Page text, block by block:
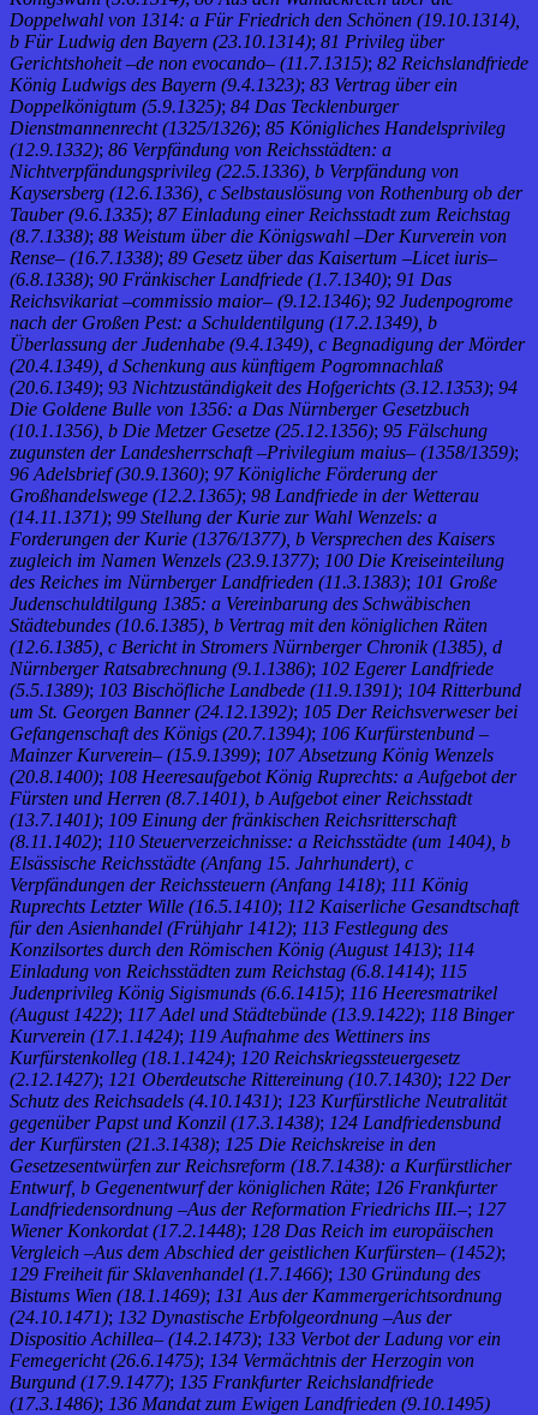
Doppelwahl von 1314: a Für Friedrich den Schönen (19.10.1314),
b Für Ludwig den Bayern (23.10.1314); 81 Privileg über
Gerichtshoheit –de non evocando– (11.7.1315); 82 Reichslandfriede
König Ludwigs des Bayern (9.4.1323); 83 Vertrag über ein
Doppelkönigtum (5.9.1325); 84 Das Tecklenburger
Dienstmannenrecht (1325/1326); 85 Königliches Handelsprivileg
(12.9.1332); 86 Verpfändung von Reichsstädten: a
Nichtverpfändungsprivileg (22.5.1336), b Verpfändung von
Kaysersberg (12.6.1336), c Selbstauslösung von Rothenburg ob der
Tauber (9.6.1335); 87 Einladung einer Reichsstadt zum Reichstag
(8.7.1338); 88 Weistum über die Königswahl –Der Kurverein von
Rense– (16.7.1338); 89 Gesetz über das Kaisertum –Licet iuris–
(6.8.1338); 90 Fränkischer Landfriede (1.7.1340); 91 Das
Reichsvikariat –commissio maior– (9.12.1346); 92 Judenpogrome
nach der Großen Pest: a Schuldentilgung (17.2.1349), b
Überlassung der Judenhabe (9.4.1349), c Begnadigung der Mörder
(20.4.1349), d Schenkung aus künftigem Pogromnachlaß
(20.6.1349); 93 Nichtzuständigkeit des Hofgerichts (3.12.1353); 94
Die Goldene Bulle von 1356: a Das Nürnberger Gesetzbuch
(10.1.1356), b Die Metzer Gesetze (25.12.1356); 95 Fälschung
zugunsten der Landesherrschaft –Privilegium maius– (1358/1359);
96 Adelsbrief (30.9.1360); 97 Königliche Förderung der
Großhandelswege (12.2.1365); 98 Landfriede in der Wetterau
(14.11.1371); 99 Stellung der Kurie zur Wahl Wenzels: a
Forderungen der Kurie (1376/1377), b Versprechen des Kaisers
zugleich im Namen Wenzels (23.9.1377); 100 Die Kreiseinteilung
des Reiches im Nürnberger Landfrieden (11.3.1383); 101 Große
Judenschuldtilgung 1385: a Vereinbarung des Schwäbischen
Städtebundes (10.6.1385), b Vertrag mit den königlichen Räten
(12.6.1385), c Bericht in Stromers Nürnberger Chronik (1385), d
Nürnberger Ratsabrechnung (9.1.1386); 102 Egerer Landfriede
(5.5.1389); 103 Bischöfliche Landbede (11.9.1391); 104 Ritterbund
um St. Georgen Banner (24.12.1392); 105 Der Reichsverweser bei
Gefangenschaft des Königs (20.7.1394); 106 Kurfürstenbund –
Mainzer Kurverein– (15.9.1399); 107 Absetzung König Wenzels
(20.8.1400); 108 Heeresaufgebot König Ruprechts: a Aufgebot der
Fürsten und Herren (8.7.1401), b Aufgebot einer Reichsstadt
(13.7.1401); 109 Einung der fränkischen Reichsritterschaft
(8.11.1402); 110 Steuerverzeichnisse: a Reichsstädte (um 1404), b
Elsässische Reichsstädte (Anfang 15. Jahrhundert), c
Verpfändungen der Reichssteuern (Anfang 1418); 111 König
Ruprechts Letzter Wille (16.5.1410); 112 Kaiserliche Gesandtschaft
für den Asienhandel (Frühjahr 1412); 113 Festlegung des
Konzilsortes durch den Römischen König (August 1413); 114
Einladung von Reichsstädten zum Reichstag (6.8.1414); 115
Judenprivileg König Sigismunds (6.6.1415); 116 Heeresmatrikel
(August 1422); 117 Adel und Städtebünde (13.9.1422); 118 Binger
Kurverein (17.1.1424); 119 Aufnahme des Wettiners ins
Kurfürstenkolleg (18.1.1424); 120 Reichskriegssteuergesetz
(2.12.1427); 121 Oberdeutsche Rittereinung (10.7.1430); 122 Der
Schutz des Reichsadels (4.10.1431); 123 Kurfürstliche Neutralität
gegenüber Papst und Konzil (17.3.1438); 124 Landfriedensbund
der Kurfürsten (21.3.1438); 125 Die Reichskreise in den
Gesetzesentwürfen zur Reichsreform (18.7.1438): a Kurfürstlicher
Entwurf, b Gegenentwurf der königlichen Räte; 126 Frankfurter
Landfriedensordnung –Aus der Reformation Friedrichs III.–; 127
Wiener Konkordat (17.2.1448); 128 Das Reich im europäischen
Vergleich –Aus dem Abschied der geistlichen Kurfürsten– (1452);
129 Freiheit für Sklavenhandel (1.7.1466); 130 Gründung des
Bistums Wien (18.1.1469); 131 Aus der Kammergerichtsordnung
(24.10.1471); 132 Dynastische Erbfolgeordnung –Aus der
Dispositio Achillea– (14.2.1473); 133 Verbot der Ladung vor ein
Femegericht (26.6.1475); 134 Vermächtnis der Herzogin von
Burgund (17.9.1477); 135 Frankfurter Reichslandfriede
(17.3.1486); 136 Mandat zum Ewigen Landfrieden (9.10.1495)